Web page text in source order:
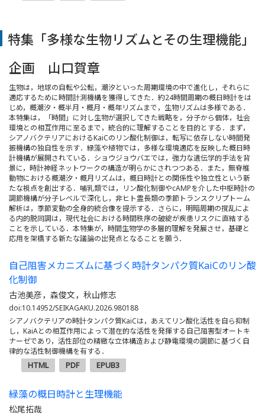
特集「多様な生物リズムとその生理機能」
企画 山口賀章
生物は，地球の自転や公転，潮汐といった周期環境の中で進化し，それらに
適応するために時間計測機構を獲得してきた．約24時間周期の概日時計をは
じめ，概潮汐・概半月・概月・概年リズムまで，生物リズムは多様である．
本特集は，「時間」に対し生物が選択してきた戦略を，分子から個体，社会
環境との相互作用に至るまで，統合的に理解することを目的とする．まず，
シアノバクテリアにおけるKaiCのリン酸化制御は，転写に依存しない時間発
振機構の独自性を示す．緑藻や植物では，多様な環境適応を反映した概日時
計機構が展開されている．ショウジョウバエでは，強力な遺伝学的手法を背
景に，時計神経ネットワークの構造が明らかにされつつある．また，無脊椎
動物における概潮汐・概月リズムは，概日時計との関係性や独立性という新
たな視点を創出する．哺乳類では，リン酸化制御やcAMPを介した中枢時計の
調節機構が分子レベルで深化し，非ヒト霊長類の季節トランスクリプトーム
解析は，季節変動の全身的統合像を提示する．さらに，明暗周期の撹乱によ
る内的脱同調は，現代社会における時間秩序の破綻が疾患リスクに直結する
ことを示している．本特集が，時間生物学の多層的理解を発展させ，基礎と
応用を架橋する新たな議論の出発点となることを願う．
自己阻害メカニズムに基づく時計タンパク質KaiCのリン酸
化制御
古池美彦，森俊文，秋山修志
doi:10.14952/SEIKAGAKU.2026.980188
シアノバクテリアの時計タンパク質KaiCは，あえてリン酸化活性を自ら抑制
し，KaiAとの相互作用によって潜在的な活性を発揮する自己阻害型オートキ
ナーゼであり，活性部位の精緻な立体構造および静電環境の調節に基づく自
律的な活性制御機構を有する．
HTML PDF EPUB3
緑藻の概日時計と生理機能
松尾拓哉